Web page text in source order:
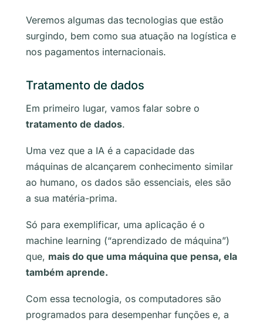
Veremos algumas das tecnologias que estão
surgindo, bem como sua atuação na logística e
nos pagamentos internacionais.
Tratamento de dados
Em primeiro lugar, vamos falar sobre o
tratamento de dados.
Uma vez que a IA é a capacidade das
máquinas de alcançarem conhecimento similar
ao humano, os dados são essenciais, eles são
a sua matéria-prima.
Só para exemplificar, uma aplicação é o
machine learning (“aprendizado de máquina”)
que, mais do que uma máquina que pensa, ela
também aprende.
Com essa tecnologia, os computadores são
programados para desempenhar funções e, a